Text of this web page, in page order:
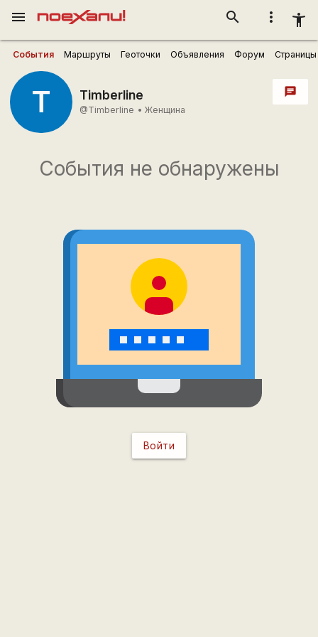
more_vert accessibility_new
search
menu
События Маршруты Геоточки Объявления Форум Страницы
T Timberline
@Timberline • Женщина
chat
События не обнаружены
Войти